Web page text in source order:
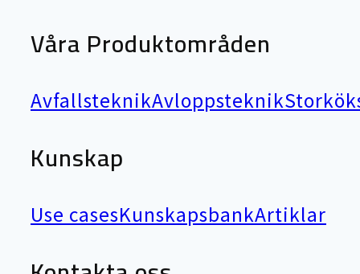
Våra Produktområden
AvfallsteknikAvloppsteknik
Kunskap
Use casesKunskapsbankArtiklar